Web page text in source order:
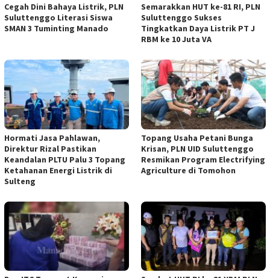
Cegah Dini Bahaya Listrik, PLN
Suluttenggo Literasi Siswa
SMAN 3 Tuminting Manado
Semarakkan HUT ke-81 RI, PLN
Suluttenggo Sukses
Tingkatkan Daya Listrik PT J
RBM ke 10 Juta VA
Hormati Jasa Pahlawan,
Direktur Rizal Pastikan
Keandalan PLTU Palu 3 Topang
Ketahanan Energi Listrik di
Sulteng
Topang Usaha Petani Bunga
Krisan, PLN UID Suluttenggo
Resmikan Program Electrifying
Agriculture di Tomohon